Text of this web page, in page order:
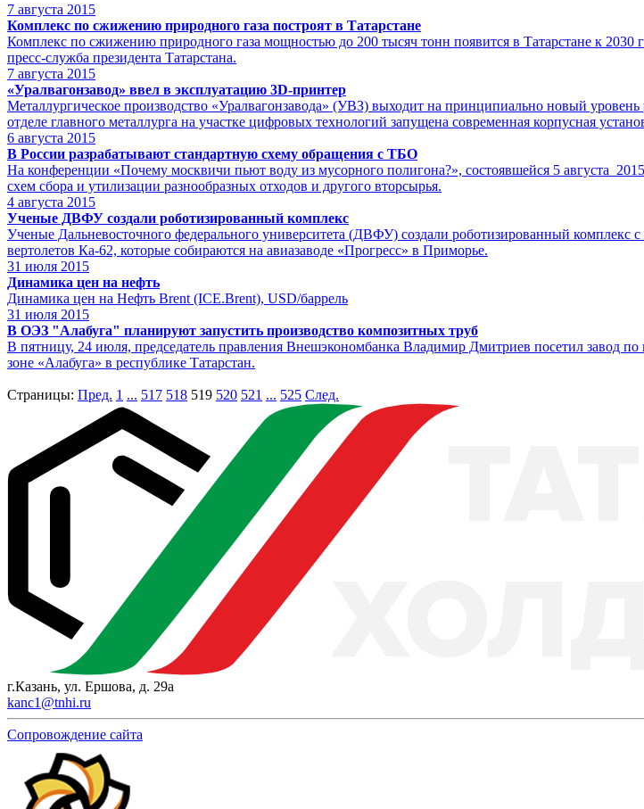
7 августа 2015
Комплекс по сжижению природного газа построят в Татарстане
Комплекс по сжижению природного газа мощностью до 200 тысяч тонн появится в Татарстане к 2030
пресс-служба президента Татарстана.
7 августа 2015
«Уралвагонзавод» ввел в эксплуатацию 3D-принтер
Металлургическое производство «Уралвагонзавода» (УВЗ) выходит на принципиально новый
отделе главного металлурга на участке цифровых технологий запущена современная корпусная
6 августа 2015
В России разрабатывают стандартную схему обращения с ТБО
На конференции «Почему москвичи пьют воду из мусорного полигона?», состоявшейся 5 августа
схем сбора и утилизации разнообразных отходов и другого вторсырья.
4 августа 2015
Ученые ДВФУ создали роботизированный комплекс
Ученые Дальневосточного федерального университета (ДВФУ) создали роботизированный комплекс
вертолетов Ка-62, которые собираются на авиазаводе «Прогресс» в Приморье.
31 июля 2015
Динамика цен на нефть
Динамика цен на Нефть Brent (ICE.Brent), USD/баррель
31 июля 2015
В ОЭЗ "Алабуга" планируют запустить производство композитных труб
В пятницу, 24 июля, председатель правления Внешэкономбанка Владимир Дмитриев посетил
зоне «Алабуга» в республике Татарстан.
Страницы: Пред. 1 ... 517 518 519 520 521 ... 525 След.
г.Казань, ул. Ершова, д. 29а
kanc1@tnhi.ru
Сопровождение сайта